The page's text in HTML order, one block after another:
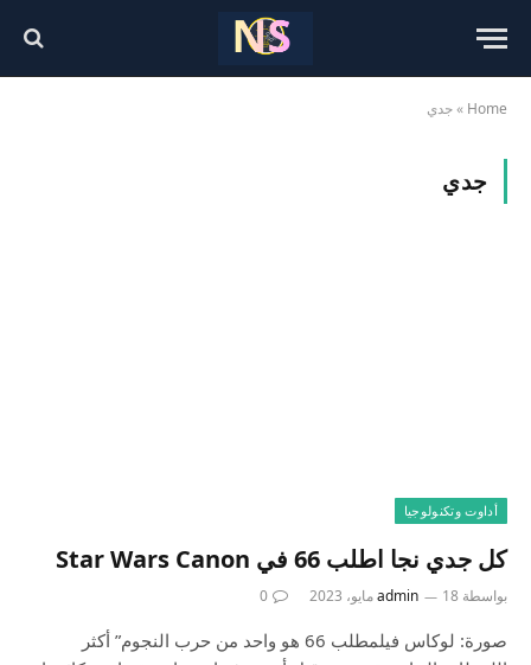
Home
»جدي
جدي
أداوت وتكنولوجيا
كل جدي نجا اطلب 66 في Star Wars Canon
بواسطة admin 18 مايو، 2023 0
صورة: لوكاس فيلمطلب 66 هو واحد من حرب النجوم” أكثر